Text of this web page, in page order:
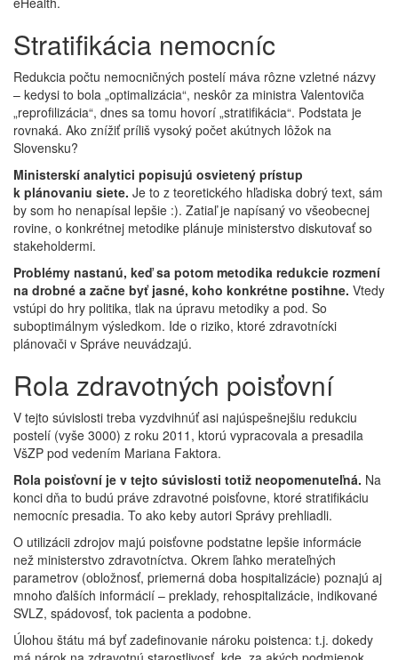
Stratifikácia nemocníc
Redukcia počtu nemocničných postelí máva rôzne vzletné názvy
– kedysi to bola „optimalizácia“, neskôr za ministra Valentoviča
„reprofilizácia“, dnes sa tomu hovorí „stratifikácia“. Podstata je
rovnaká. Ako znížiť príliš vysoký počet akútnych lôžok na
Slovensku?
Ministerskí analytici popisujú osvietený prístup
k plánovaniu siete. Je to z teoretického hľadiska dobrý text, sám
by som ho nenapísal lepšie :). Zatiaľ je napísaný vo všeobecnej
rovine, o konkrétnej metodike plánuje ministerstvo diskutovať so
stakeholdermi.
Problémy nastanú, keď sa potom metodika redukcie rozmení
na drobné a začne byť jasné, koho konkrétne postihne. Vtedy
vstúpi do hry politika, tlak na úpravu metodiky a pod. So
suboptimálnym výsledkom. Ide o riziko, ktoré zdravotnícki
plánovači v Správe neuvádzajú.
Rola zdravotných poisťovní
V tejto súvislosti treba vyzdvihnúť asi najúspešnejšiu redukciu
postelí (vyše 3000) z roku 2011, ktorú vypracovala a presadila
VšZP pod vedením Mariana Faktora.
Rola poisťovní je v tejto súvislosti totiž neopomenuteľná. Na
konci dňa to budú práve zdravotné poisťovne, ktoré stratifikáciu
nemocníc presadia. To ako keby autori Správy prehliadli.
O utilizácii zdrojov majú poisťovne podstatne lepšie informácie
než ministerstvo zdravotníctva. Okrem ľahko merateľných
parametrov (obložnosť, priemerná doba hospitalizácie) poznajú aj
mnoho ďalších informácií – preklady, rehospitalizácie, indikované
SVLZ, spádovosť, tok pacienta a podobne.
Úlohou štátu má byť zadefinovanie nároku poistenca: t.j. dokedy